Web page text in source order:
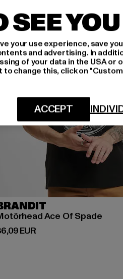
Ace Of Spade
EURPreis: 36,09 EUR
SEE
your use experience, save
and advertising. In
of your data in the USA or
change this, click on
ACCEPT